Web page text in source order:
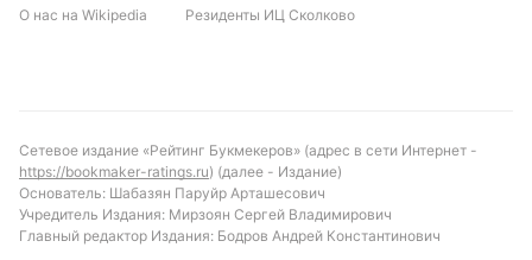
О нас на Wikipedia Резиденты ИЦ Сколково
Сетевое издание «Рейтинг Букмекеров» (адрес в сети Интернет -
https://bookmaker-ratings.ru) (далее - Издание)
Основатель: Шабазян Паруйр Арташесович
Учредитель Издания: Мирзоян Сергей Владимирович
Главный редактор Издания: Бодров Андрей Константинович